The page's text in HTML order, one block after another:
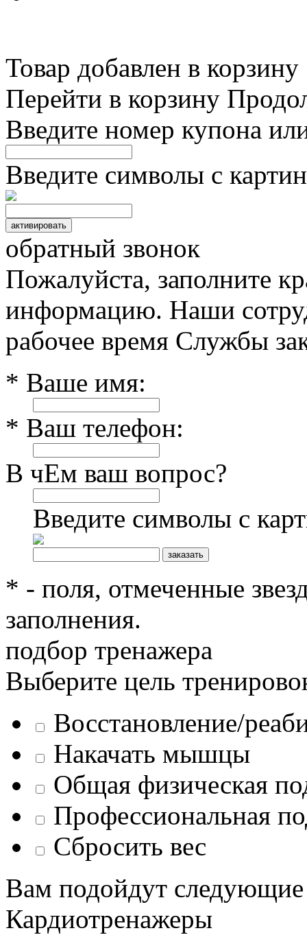
Товар добавлен в корзину
Перейти в корзину
Введите номер купона
Введите символы с
обратный звонок
Пожалуйста, заполните
информацию. Наши
рабочее время Службы
* Ваше имя:
* Ваш телефон:
В чЕм ваш вопрос?
Введите символы с
* - поля, отмеченные
заполнения.
подбор тренажера
Выберите цель
Восстановление/
Накачать мышцы
Общая физическая
Профессиональная
Сбросить вес
Вам подойдут
Кардиотренажеры